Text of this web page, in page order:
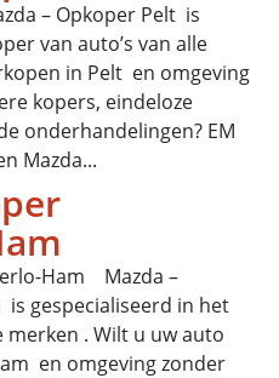
– Opkoper Pelt is
van auto’s van alle
in Pelt en omgeving
kopers, eindeloze
onderhandelingen? EM
Mazda...
Ham Mazda –
gespecialiseerd in het
merken . Wilt u uw auto
en omgeving zonder